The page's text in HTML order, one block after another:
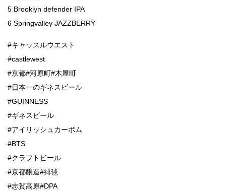
5 Brooklyn defender IPA
6 Springvalley JAZZBERRY
#キャッスルウエスト
#castlewest
#京都#河原町#木屋町
#日本一のギネスビール
#GUINNESS
#ギネスビール
#アイリッシュカーボム
#BTS
#クラフトビール
#京都醸造#緋毬
#志賀高原#DPA